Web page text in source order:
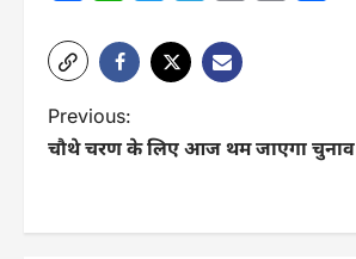
P
o
Previous:
चौथे चरण के लिए आज थम जाएगा चुनाव